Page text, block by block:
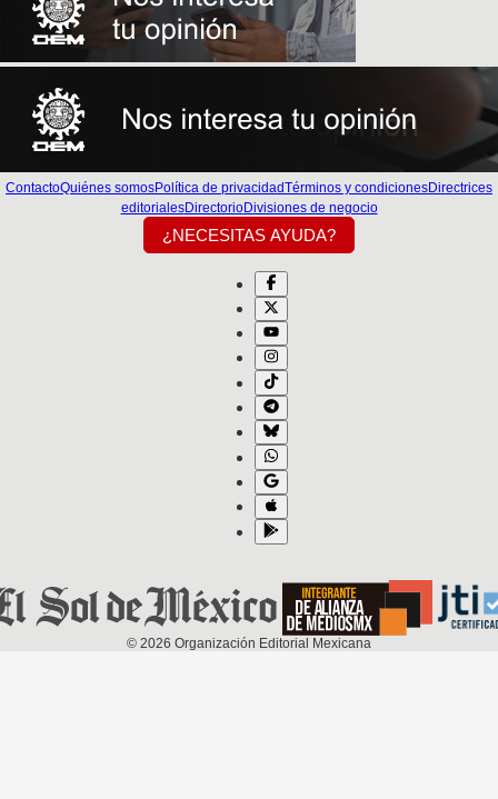
ContactoQuiénes somosPolítica de privacidadTérminos y condicionesDirectrices
editorialesDirectorioDivisiones de negocio
¿NECESITAS AYUDA?
© 2026 Organización Editorial Mexicana